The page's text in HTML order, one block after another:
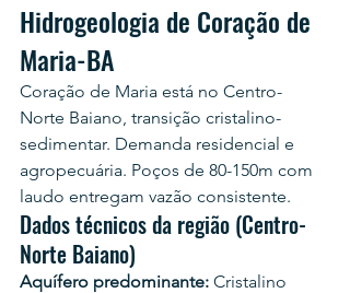
Hidrogeologia de Coração de
Maria-BA
Coração de Maria está no Centro-
Norte Baiano, transição cristalino-
sedimentar. Demanda residencial e
agropecuária. Poços de 80-150m com
laudo entregam vazão consistente.
Dados técnicos da região (Centro-
Norte Baiano)
Aquífero predominante: Cristalino